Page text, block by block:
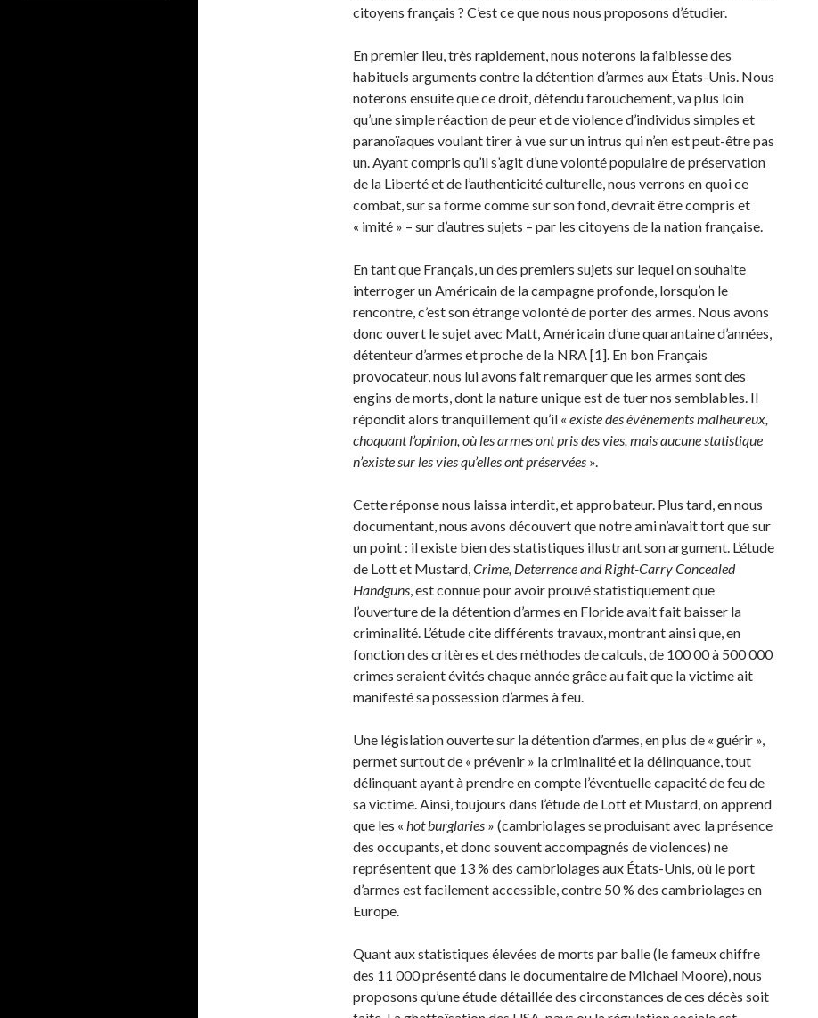
citoyens français ? C’est ce que nous nous proposons d’étudier.
En premier lieu, très rapidement, nous noterons la faiblesse des
habituels arguments contre la détention d’armes aux États-Unis. Nous
noterons ensuite que ce droit, défendu farouchement, va plus loin
qu’une simple réaction de peur et de violence d’individus simples et
paranoïaques voulant tirer à vue sur un intrus qui n’en est peut-être pas
un. Ayant compris qu’il s’agit d’une volonté populaire de préservation
de la Liberté et de l’authenticité culturelle, nous verrons en quoi ce
combat, sur sa forme comme sur son fond, devrait être compris et
« imité » – sur d’autres sujets – par les citoyens de la nation française.
En tant que Français, un des premiers sujets sur lequel on souhaite
interroger un Américain de la campagne profonde, lorsqu’on le
rencontre, c’est son étrange volonté de porter des armes. Nous avons
donc ouvert le sujet avec Matt, Américain d’une quarantaine d’années,
détenteur d’armes et proche de la NRA [1]. En bon Français
provocateur, nous lui avons fait remarquer que les armes sont des
engins de morts, dont la nature unique est de tuer nos semblables. Il
répondit alors tranquillement qu’il « existe des événements malheureux,
choquant l’opinion, où les armes ont pris des vies, mais aucune statistique
n’existe sur les vies qu’elles ont préservées».
Cette réponse nous laissa interdit, et approbateur. Plus tard, en nous
documentant, nous avons découvert que notre ami n’avait tort que sur
un point : il existe bien des statistiques illustrant son argument. L’étude
de Lott et Mustard,Crime, Deterrence and Right-Carry Concealed
Handguns, est connue pour avoir prouvé statistiquement que
l’ouverture de la détention d’armes en Floride avait fait baisser la
criminalité. L’étude cite différents travaux, montrant ainsi que, en
fonction des critères et des méthodes de calculs, de 100 00 à 500 000
crimes seraient évités chaque année grâce au fait que la victime ait
manifesté sa possession d’armes à feu.
Une législation ouverte sur la détention d’armes, en plus de « guérir »,
permet surtout de « prévenir » la criminalité et la délinquance, tout
délinquant ayant à prendre en compte l’éventuelle capacité de feu de
sa victime. Ainsi, toujours dans l’étude de Lott et Mustard, on apprend
que les « hot burglaries» (cambriolages se produisant avec la présence
des occupants, et donc souvent accompagnés de violences) ne
représentent que 13 % des cambriolages aux États-Unis, où le port
d’armes est facilement accessible, contre 50 % des cambriolages en
Europe.
Quant aux statistiques élevées de morts par balle (le fameux chiffre
des 11 000 présenté dans le documentaire de Michael Moore), nous
proposons qu’une étude détaillée des circonstances de ces décès soit